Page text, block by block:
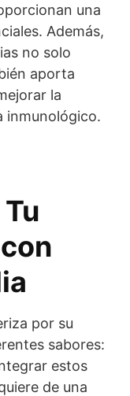
una
Además,
no solo
aporta
la
inmunológico.
por su
sabores:
estos
de una